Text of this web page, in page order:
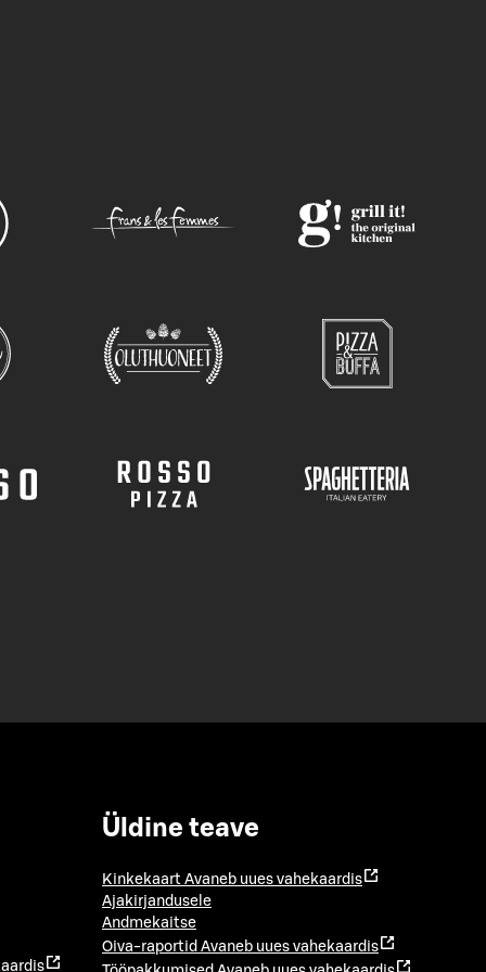
Üldine teave
Kinkekaart Avaneb uues vahekaardis
Ajakirjandusele
Andmekaitse
Oiva-raportid Avaneb uues vahekaardis